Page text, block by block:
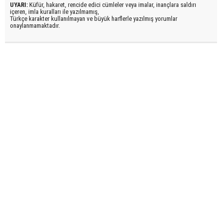
UYARI: Küfür, hakaret, rencide edici cümleler veya imalar, inançlara saldırı
içeren, imla kuralları ile yazılmamış,
Türkçe karakter kullanılmayan ve büyük harflerle yazılmış yorumlar
onaylanmamaktadır.